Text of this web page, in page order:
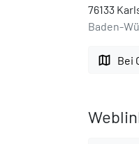
76133
Baden-
map Bei